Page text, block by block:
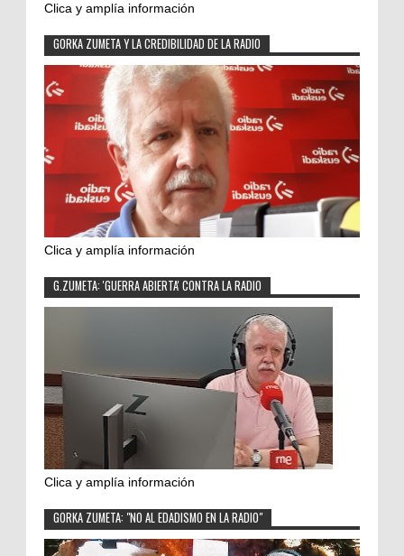
Clica y amplía información
GORKA ZUMETA Y LA CREDIBILIDAD DE LA RADIO
Clica y amplía información
G.ZUMETA: 'GUERRA ABIERTA' CONTRA LA RADIO
Clica y amplía información
GORKA ZUMETA: "NO AL EDADISMO EN LA RADIO"